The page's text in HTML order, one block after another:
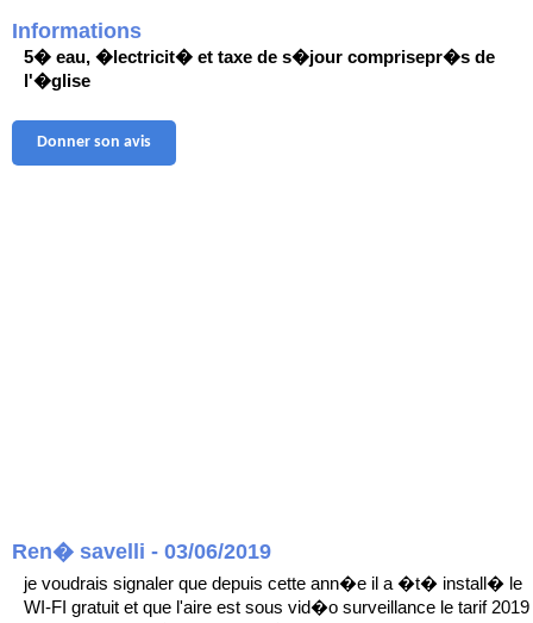
Informations
5� eau, �lectricit� et taxe de s�jour comprisepr�s de
l'�glise
Donner son avis
Ren� savelli - 03/06/2019
je voudrais signaler que depuis cette ann�e il a �t� install� le
WI-FI gratuit et que l'aire est sous vid�o surveillance le tarif 2019